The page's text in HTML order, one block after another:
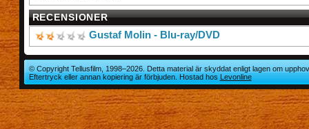
RECENSIONER
Gustaf Molin - Blu-ray/DVD
© Copyright Tellusfilm, 1998–2026. Detta material är skyddat enligt lagen om
Eftertryck eller annan kopiering är förbjuden. Hostad hosLevonline